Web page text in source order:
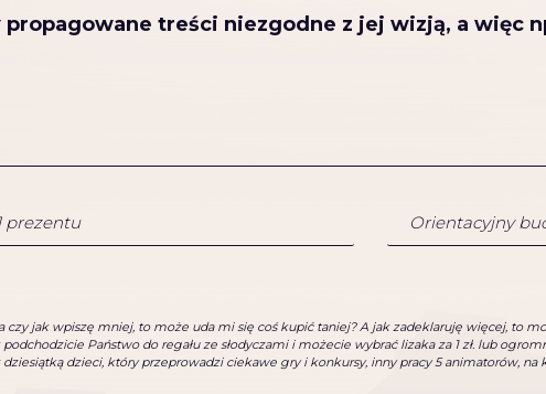
treści niezgodne z jej wizją, a więc
jak wpiszę mniej, to może uda mi się coś kupić taniej? A jak zadeklaruję więcej, to
Państwo do regału ze słodyczami i możecie wybrać lizaka za 1 zł. lub
dzieci, który przeprowadzi ciekawe gry i konkursy, inny pracy 5 animatorów,